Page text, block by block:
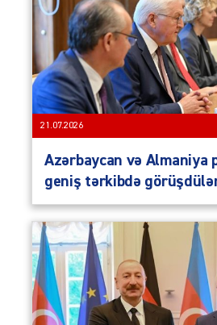
21.07.2026
Azərbaycan və Almaniya
geniş tərkibdə